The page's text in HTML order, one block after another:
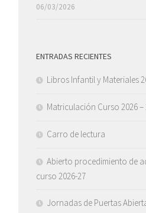
06/03/2026
ENTRADAS RECIENTES
Libros Infantil y Materiales
Matriculación Curso 2026 –
Carro de lectura
Abierto procedimiento de
curso 2026-27
Jornadas de Puertas